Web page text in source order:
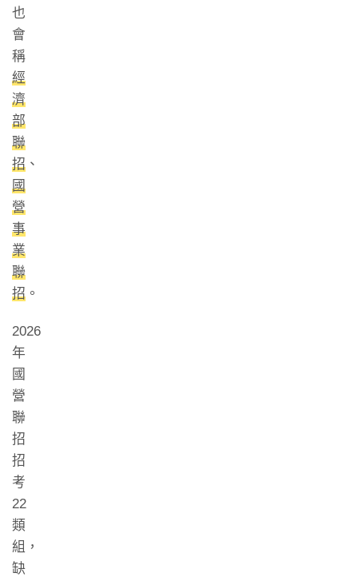
也
會
稱
經
濟
部
聯
招 、
國
營
事
業
聯
招 。
2026
年
國
營
聯
招
招
考
22
類
組，
缺